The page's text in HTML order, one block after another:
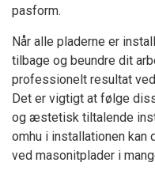
pasform.
Når alle pladerne er
tilbage og beundre dit
professionelt resultat
Det er vigtigt at følge
og æstetisk tiltalende
omhu i installationen kan
ved masonitplader i